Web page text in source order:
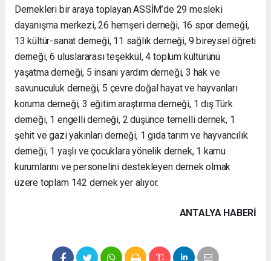
Dernekleri bir araya toplayan ASSİM’de 29 mesleki
dayanışma merkezi, 26 hemşeri derneği, 16 spor derneği,
13 kültür-sanat derneği, 11 sağlık derneği, 9 bireysel öğreti
derneği, 6 uluslararası teşekkül, 4 toplum kültürünü
yaşatma derneği, 5 insani yardım derneği, 3 hak ve
savunuculuk derneği, 5 çevre doğal hayat ve hayvanları
koruma derneği, 3 eğitim araştırma derneği, 1 dış Türk
derneği, 1 engelli derneği, 2 düşünce temelli dernek, 1
şehit ve gazi yakınları derneği, 1 gıda tarım ve hayvancılık
derneği, 1 yaşlı ve çocuklara yönelik dernek, 1 kamu
kurumlarını ve personelini destekleyen dernek olmak
üzere toplam 142 dernek yer alıyor.
ANTALYA HABERİ